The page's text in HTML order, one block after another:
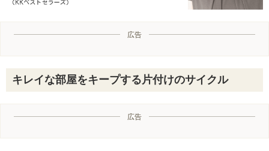
広告
キレイな部屋をキープする片付けのサイクル
広告